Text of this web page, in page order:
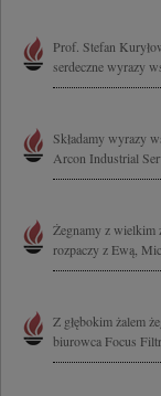
Prof. Stefan
serdeczne wyrazy
Składamy wyrazy
Arcon Industrial
Żegnamy z wielkim
rozpaczy z Ewą,
Z głębokim żalem
biurowca Focus